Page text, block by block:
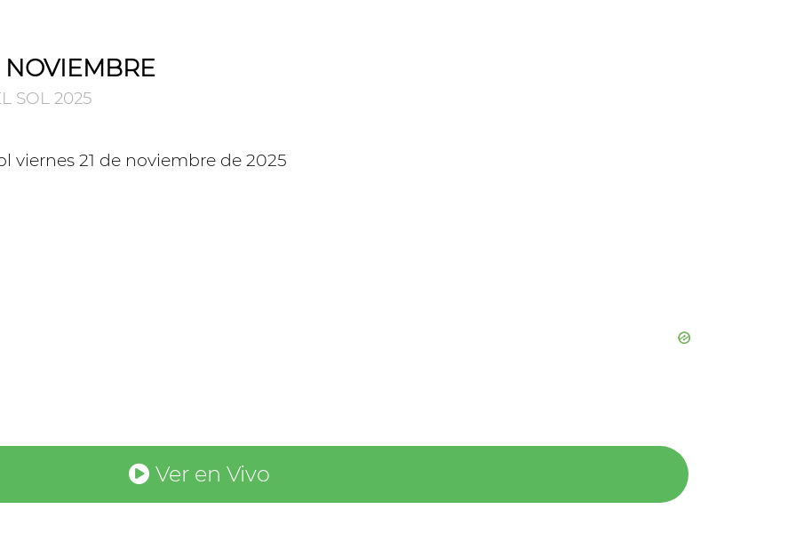
NOVIEMBRE
SOL 2025
Ver en Vivo